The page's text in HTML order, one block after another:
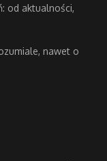
od aktualności,
nawet o